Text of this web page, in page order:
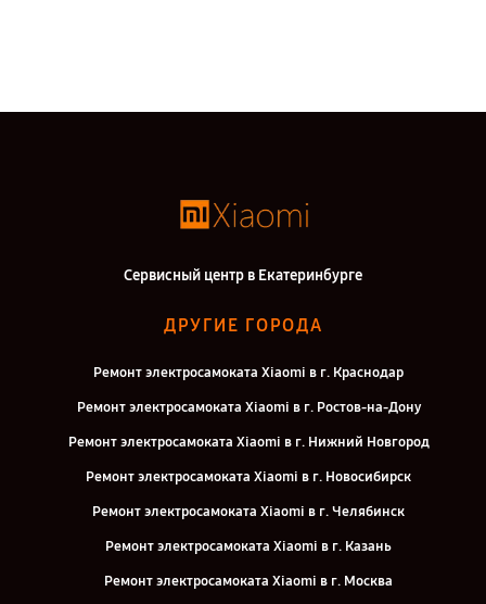
Сервисный центр в Екатеринбурге
ДРУГИЕ ГОРОДА
Ремонт электросамоката Xiaomi в г. Краснодар
Ремонт электросамоката Xiaomi в г. Ростов-на-Дону
Ремонт электросамоката Xiaomi в г. Нижний Новгород
Ремонт электросамоката Xiaomi в г. Новосибирск
Ремонт электросамоката Xiaomi в г. Челябинск
Ремонт электросамоката Xiaomi в г. Казань
Ремонт электросамоката Xiaomi в г. Москва